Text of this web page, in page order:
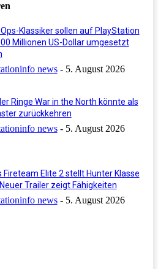
Klassiker sollen auf PlayStation
Millionen US-Dollar umgesetzt
news - 5. August 2026
Ringe War in the North könnte als
zurückkehren
news - 5. August 2026
Fireteam Elite 2 stellt Hunter Klasse
Trailer zeigt Fähigkeiten
news - 5. August 2026